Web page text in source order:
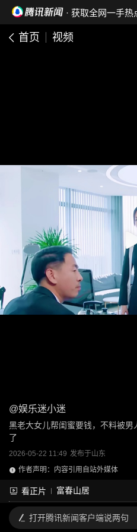
· 获取全网一手热
首页 视频
@娱乐迷小迷
黑老大女儿帮闺蜜要钱，不料被
了
2026-05-22 11:49 发布于山东
作者声明：内容引用自站外媒体
看正片 富春山居
打开腾讯新闻客户端说两句